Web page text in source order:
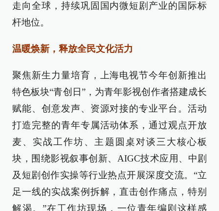
走向全球，持续巩固国内微短剧产业的国际标
杆地位。
温暖焕新，释放全民文化活力
聚焦新生力量培育，上海电视节今年创新推出
特色板块“青创日”，为青年影视创作者搭建成长
赋能、创意发声、资源对接的专业平台。活动
打造完整的青年专属活动体系，通过观点开放
麦、实战工作坊、主题圆桌对谈三大核心板
块，围绕影视叙事创新、AIGC技术应用、中剧
及短剧创作实操等行业热点开展深度交流。“立
足一线的实战案例拆解，直击创作痛点，特别
解渴。”在工作坊现场，一位青年编剧这样感